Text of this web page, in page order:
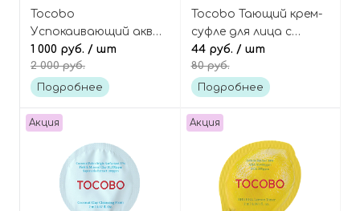
Tocobo
Успокаивающий аква-
тонер с центеллой
азиатской, Cica
Calming Aqua Toner
1 000 руб. / шт
2 000 руб.
Подробнее
Tocobo Тающий крем-
суфле для лица с
церамидами
восстанавливающий
(пробник), Multi
44 руб. / шт
80 руб.
Подробнее
Акция Акция